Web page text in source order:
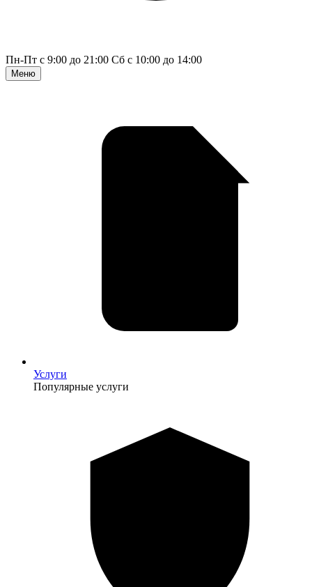
Пн-Пт с 9:00 до 21:00 Сб с 10:00 до 14:00
Меню
Услуги
Популярные услуги